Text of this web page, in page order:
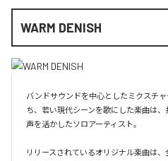
WARM DENISH
バンドサウンドを中心としたミクスチ
ち、若い現代シーンを歌にした楽曲は
声を活かしたソロアーティスト。
リリースされているオリジナル楽曲は